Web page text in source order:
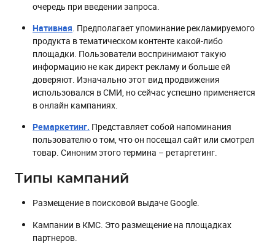
очередь при введении запроса.
Нативная. Предполагает упоминание рекламируемого
продукта в тематическом контенте какой-либо
площадки. Пользователи воспринимают такую
информацию не как директ рекламу и больше ей
доверяют. Изначально этот вид продвижения
использовался в СМИ, но сейчас успешно применяется
в онлайн кампаниях.
Ремаркетинг. Представляет собой напоминания
пользователю о том, что он посещал сайт или смотрел
товар. Синоним этого термина – ретаргетинг.
Типы кампаний
Размещение в поисковой выдаче Google.
Кампании в КМС. Это размещение на площадках
партнеров.